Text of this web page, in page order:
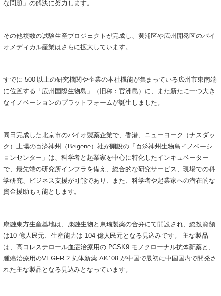
な問題」の解決に努力します。
その他複数の試験生産プロジェクトが完成し、黄浦区や広州開発区のバイ
オメディカル産業はさらに拡大しています。
すでに 500 以上の研究機関や企業の本社機能が集まっている広州市東南端
に位置する「広州国際生物島」（旧称：官洲島）に、また新たに一つ大き
なイノベーションのプラットフォームが誕生しました。
同日完成した北京市のバイオ製薬企業で、香港、ニューヨーク（ナスダッ
ク）上場の百済神州（Beigene）社が開設の「百済神州生物島イノベーシ
ョンセンター」は、科学者と起業家を中心に特化したインキュベーター
で、最先端の研究所インフラを備え、総合的な研究サービス、現場での科
学研究、ビジネス支援が可能であり、また、科学者や起業家への潜在的な
資金援助も可能とします。
康融東方生産基地は、康融生物と東瑞製薬の合弁にて開設され、総投資額
は10 億人民元、生産能力は 104 億人民元となる見込みです。 主な製品
は、高コレステロール血症治療用の PCSK9 モノクローナル抗体新薬と、
腫瘍治療用のVEGFR-2 抗体新薬 AK109 が中国で最初に中国国内で開発さ
れた主な製品となる見込みとなっています。